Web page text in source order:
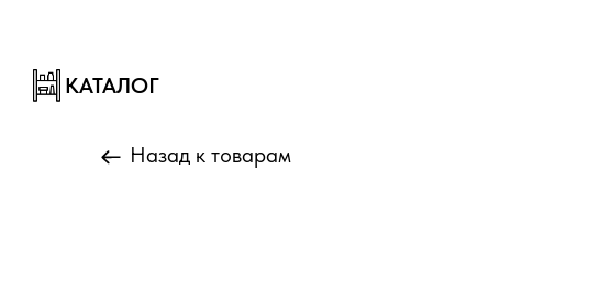
КАТАЛОГ
Назад к товарам